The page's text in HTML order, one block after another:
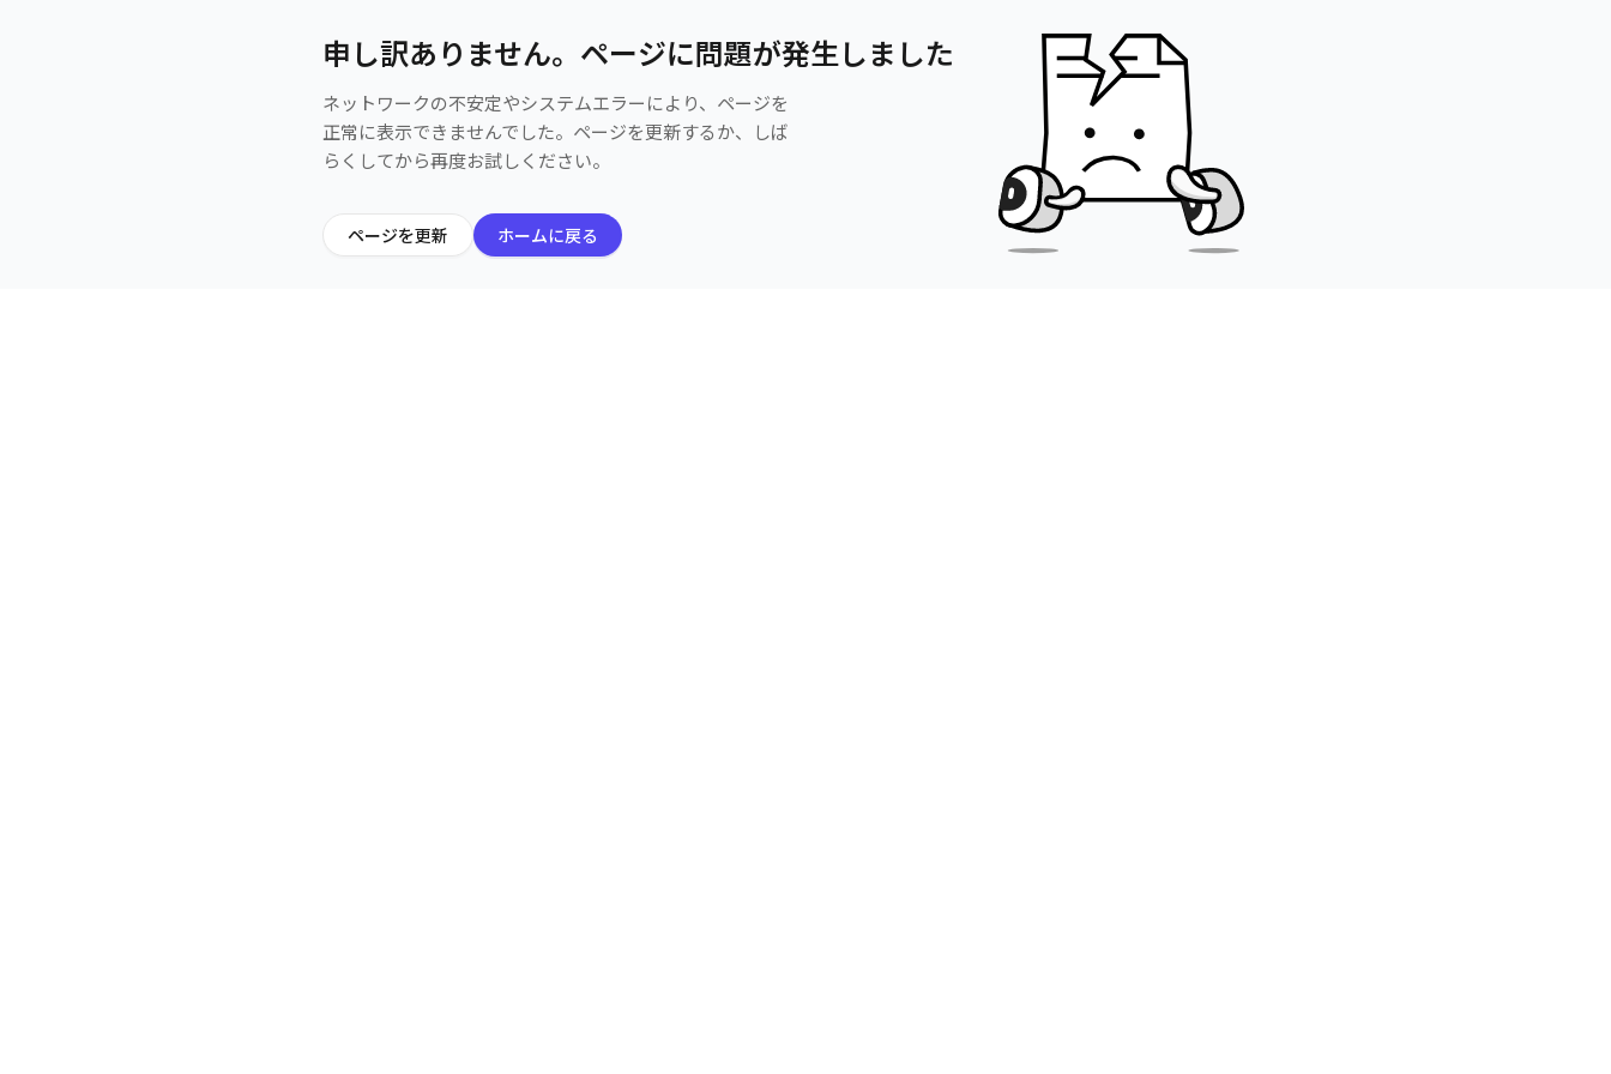
申し訳ありません。ページに問題が発生しました
ネットワークの不安定やシステムエラーにより、ページを
正常に表示できませんでした。ページを更新するか、しば
らくしてから再度お試しください。
ページを更新 ホームに戻る